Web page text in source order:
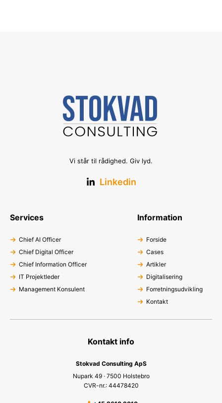
Vi står til rådighed. Giv lyd.
Linkedin
Services
Chief AI Officer
Chief Digital Officer
Chief Information Officer
IT Projektleder
Management Konsulent
Information
Forside
Cases
Artikler
Digitalisering
Forretningsudvikling
Kontakt
Kontakt info
Stokvad Consulting ApS
Nupark 49 · 7500 Holstebro
CVR-nr.: 44478420